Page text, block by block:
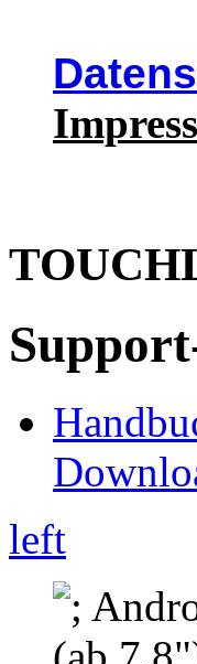
left